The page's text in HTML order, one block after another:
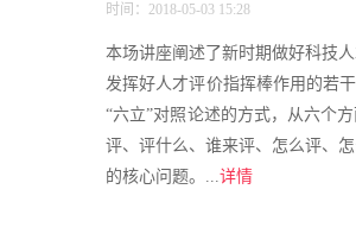
时间：2018-05-03 15:28
本场讲座阐述了新时期做好科技
发挥好人才评价指挥棒作用的若干
“六立”对照论述的方式，从六个
评、评什么、谁来评、怎么评、
的核心问题。...详情